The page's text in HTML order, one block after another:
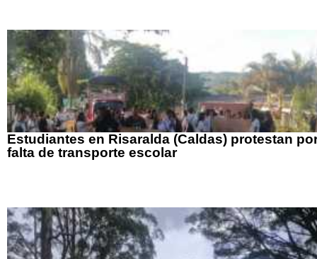
Estudiantes en Risaralda (Caldas) protestan
falta de transporte escolar